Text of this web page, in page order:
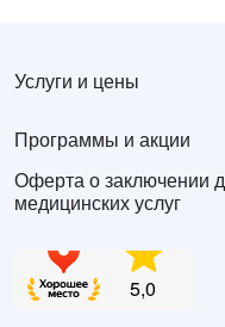
Услуги и цены
Программы и акции
Оферта о заключении
медицинских услуг